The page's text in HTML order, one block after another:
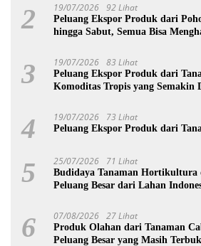
2 19/07/2026 92 Lihat
Peluang Ekspor Produk dari
hingga Sabut, Semua Bisa
3 19/07/2026 83 Lihat
Peluang Ekspor Produk dari
Komoditas Tropis yang Semakin
4 19/07/2026 73 Lihat
Peluang Ekspor Produk dari
5 25/07/2026 71 Lihat
Budidaya Tanaman Hortikultura
Peluang Besar dari Lahan
6 07/08/2026 27 Lihat
Produk Olahan dari Tanaman
Peluang Besar yang Masih